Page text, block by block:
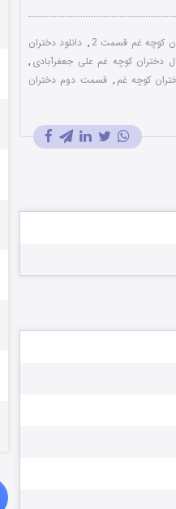
کوچه غم قسمت 2 , دانلود دختران
دختران کوچه غم علی جعفرآبادی ,
کوچه غم , قسمت دوم دختران